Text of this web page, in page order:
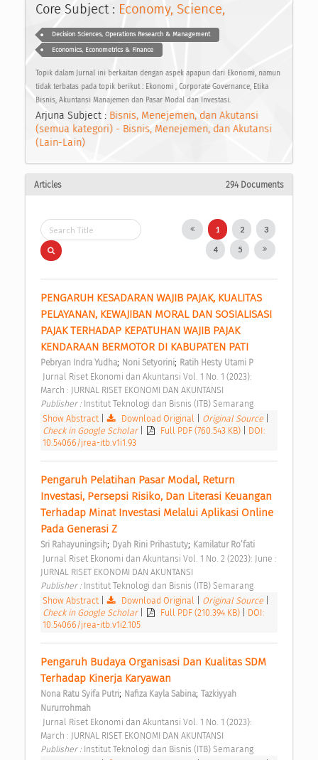
Core Subject : Economy, Science,
Decision Sciences, Operations Research & Management
Economics, Econometrics & Finance
Topik dalam Jurnal ini berkaitan dengan aspek apapun dari Ekonomi, namun
tidak terbatas pada topik berikut : Ekonomi , Corporate Governance, Etika
Bisnis, Akuntansi Manajemen dan Pasar Modal dan Investasi.
Arjuna Subject : Bisnis, Menejemen, dan Akutansi
(semua kategori) - Bisnis, Menejemen, dan Akutansi
(Lain-Lain)
Articles 294 Documents
1 2 3
4 5
PENGARUH KESADARAN WAJIB PAJAK, KUALITAS
PELAYANAN, KEWAJIBAN MORAL DAN SOSIALISASI
PAJAK TERHADAP KEPATUHAN WAJIB PAJAK
KENDARAAN BERMOTOR DI KABUPATEN PATI
Pebryan Indra Yudha; Noni Setyorini; Ratih Hesty Utami P
March : JURNAL RISET EKONOMI DAN AKUNTANSI
Publisher : Institut Teknologi dan Bisnis (ITB) Semarang
Show Abstract
Download Original Original Source
Check in Google Scholar
Full PDF (760.543 KB)
DOI:
10.54066/jrea-itb.v1i1.93
Pengaruh Pelatihan Pasar Modal, Return
Investasi, Persepsi Risiko, Dan Literasi Keuangan
Terhadap Minat Investasi Melalui Aplikasi Online
Pada Generasi Z
Sri Rahayuningsih; Dyah Rini Prihastuty; Kamilatur Ro’fati
JURNAL RISET EKONOMI DAN AKUNTANSI
Publisher : Institut Teknologi dan Bisnis (ITB) Semarang
Show Abstract
Download Original Original Source
Check in Google Scholar
Full PDF (210.394 KB)
DOI:
10.54066/jrea-itb.v1i2.105
Pengaruh Budaya Organisasi Dan Kualitas SDM
Terhadap Kinerja Karyawan
Nona Ratu Syifa Putri; Nafiza Kayla Sabina; Tazkiyyah
Nururrohmah
March : JURNAL RISET EKONOMI DAN AKUNTANSI
Publisher : Institut Teknologi dan Bisnis (ITB) Semarang